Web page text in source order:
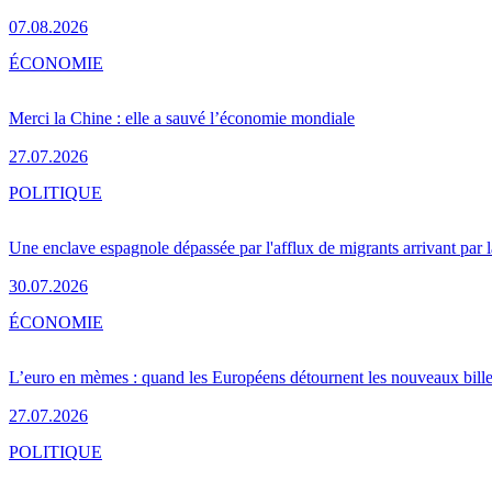
07.08.2026
Merci la Chine : elle a sauvé l’économie mondiale
27.07.2026
ÉCONOMIE
Une enclave espagnole dépassée par l'afflux de migrants arrivant par
30.07.2026
POLITIQUE
L’euro en mèmes : quand les Européens détournent les nouveaux
27.07.2026
ÉCONOMIE
POLITIQUE